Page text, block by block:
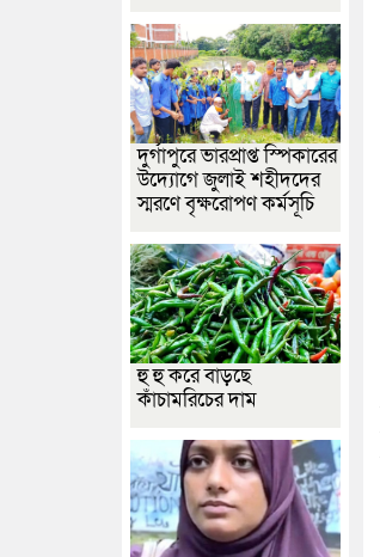
দুর্গাপুরে ভারপ্রাপ্ত স্পিকারের
উদ্যোগে জুলাই শহীদদের
স্মরণে বৃক্ষরোপণ কর্মসূচি
হু হু করে বাড়ছে
কাঁচামরিচের দাম